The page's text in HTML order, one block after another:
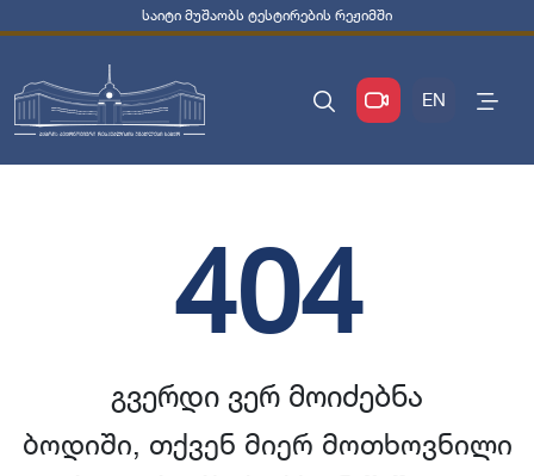
საიტი მუშაობს ტესტირების რეჟიმში
EN
404
გვერდი ვერ მოიძებნა
ბოდიში, თქვენ მიერ მოთხოვნილი